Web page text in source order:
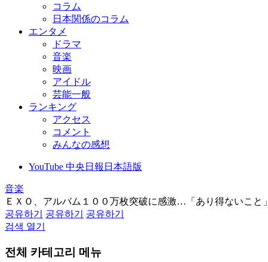
コラム
日本関係のコラム
エンタメ
ドラマ
音楽
映画
アイドル
芸能一般
ランキング
アクセス
コメント
みんなの感想
YouTube 中央日報日本語版
音楽
ＥＸＯ、アルバム１００万枚突破に感激…「あり得ないこと」
공유하기
공유하기
공유하기
검색 열기
전체 카테고리 메뉴